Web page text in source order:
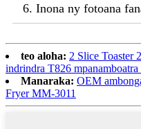
6. Inona ny fotoana
teo aloha: 2 Slice Toaster
indrindra T826 mpanamboatra
Manaraka: OEM
Fryer MM-3011